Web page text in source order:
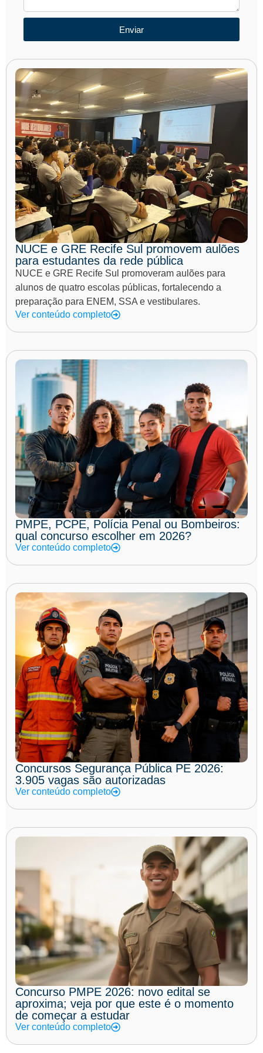
Enviar
NUCE e GRE Recife Sul promovem aulões
para estudantes da rede pública
NUCE e GRE Recife Sul promoveram aulões para
alunos de quatro escolas públicas, fortalecendo a
preparação para ENEM, SSA e vestibulares.
Ver conteúdo completo
PMPE, PCPE, Polícia Penal ou Bombeiros:
qual concurso escolher em 2026?
Ver conteúdo completo
Concursos Segurança Pública PE 2026:
3.905 vagas são autorizadas
Ver conteúdo completo
Concurso PMPE 2026: novo edital se
aproxima; veja por que este é o momento
de começar a estudar
Ver conteúdo completo